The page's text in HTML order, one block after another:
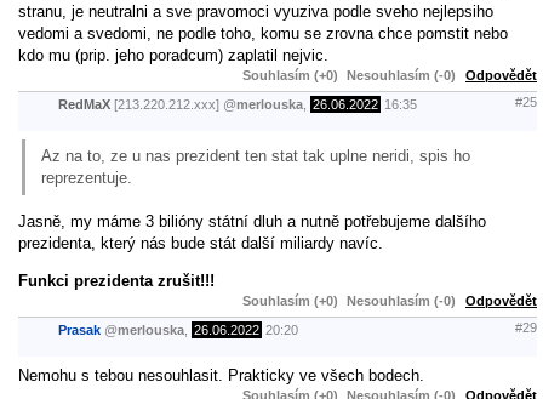
stranu, je neutralni a sve pravomoci vyuziva podle sveho nejlepsiho
vedomi a svedomi, ne podle toho, komu se zrovna chce pomstit nebo
kdo mu (prip. jeho poradcum) zaplatil nejvic.
Souhlasím (+0) Nesouhlasím (-0) Odpovědět
RedMaX [213.220.212.xxx] @merlouska 26.06.2022 16:35 #25
Az na to, ze u nas prezident ten stat tak uplne neridi, spis ho
reprezentuje.
Jasně, my máme 3 bilióny státní dluh a nutně potřebujeme dalšího
prezidenta, který nás bude stát další miliardy navíc.
Funkci prezidenta zrušit!!!
Souhlasím (+0) Nesouhlasím (-0) Odpovědět
Prasak @merlouska 26.06.2022 20:20 #29
Nemohu s tebou nesouhlasit. Prakticky ve všech bodech.
Souhlasím (+0) Nesouhlasím (-0) Odpovědět